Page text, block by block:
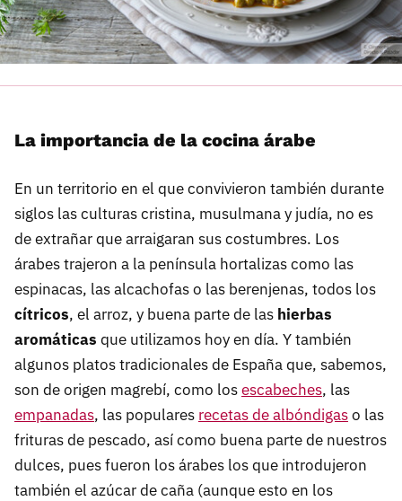
La importancia de la cocina árabe
En un territorio en el que convivieron también durante
siglos las culturas cristina, musulmana y judía, no es
de extrañar que arraigaran sus costumbres. Los
árabes trajeron a la península hortalizas como las
espinacas, las alcachofas o las berenjenas, todos los
cítricos, el arroz, y buena parte de las hierbas
aromáticas que utilizamos hoy en día. Y también
algunos platos tradicionales de España que, sabemos,
son de origen magrebí, como losescabeches, las
empanadas, las populares recetas de albóndigaso las
frituras de pescado, así como buena parte de nuestros
dulces, pues fueron los árabes los que introdujeron
también el azúcar de caña (aunque esto en los